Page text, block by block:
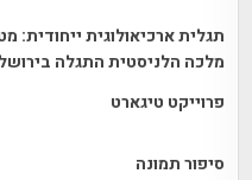
תגלית ארכיאולוגית ייחודית:
מלכה הלניסטית התגלה
פרוייקט טיגארט
סיפור תמונה